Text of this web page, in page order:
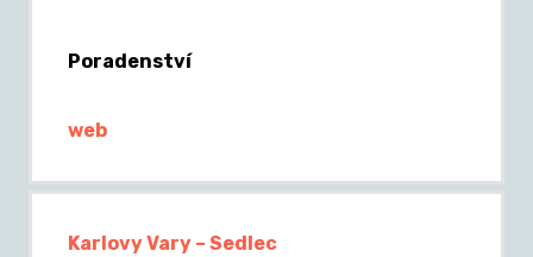
Poradenství
web
Karlovy Vary – Sedlec